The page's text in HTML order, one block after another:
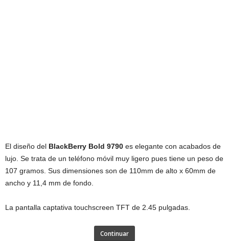
El diseño del BlackBerry Bold 9790 es elegante con acabados de
lujo. Se trata de un teléfono móvil muy ligero pues tiene un peso de
107 gramos. Sus dimensiones son de 110mm de alto x 60mm de
ancho y 11,4 mm de fondo.
La pantalla captativa touchscreen TFT de 2.45 pulgadas.
Continuar